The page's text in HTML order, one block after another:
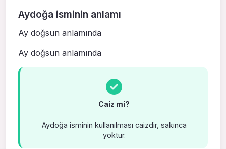
Aydoğa isminin anlamı
Ay doğsun anlamında
Ay doğsun anlamında
Caiz mi?
Aydoğa isminin kullanılması caizdir, sakınca
yoktur.